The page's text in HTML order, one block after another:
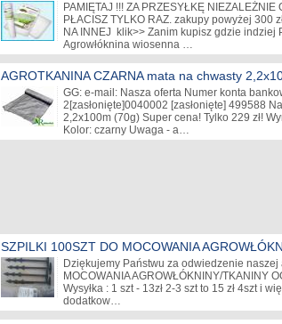
PAMIĘTAJ !!! ZA PRZESYŁKĘ
PŁACISZ TYLKO RAZ. zakupy powyżej 300
NA INNEJ klik>> Zanim kupisz gdzie indziej
Agrowłóknina wiosenna …
AGROTKANINA CZARNA mata na chwasty
GG: e-mail: Nasza oferta Numer konta
2 [zasłonięte]0040002 [zasłonięte] 499588
2,2x100m (70g) Super cena! Tylko 229 zł!
Kolor: czarny Uwaga - a…
SZPILKI 100SZT DO MOCOWANIA
Dziękujemy Państwu za odwiedzenie
MOCOWANIA AGROWŁÓKNINY/TKANINY
Wysyłka : 1 szt - 13zł 2-3 szt to 15 zł 4szt i
dodatkow…